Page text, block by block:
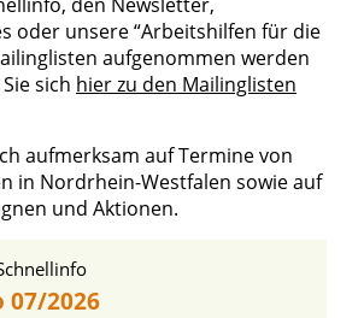
oder unsere “Arbeitshilfen für die
aufgenommen werden
sich hier zu den Mailinglisten
aufmerksam auf Termine von
in Nordrhein-Westfalen sowie auf
und Aktionen.
Thema »In eigener Sache»
07/2026